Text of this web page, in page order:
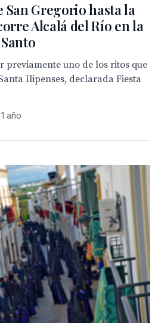
San Gregorio hasta la
Alcalá del Río en la
previamente uno de los ritos que
Ilipenses, declarada Fiesta
año